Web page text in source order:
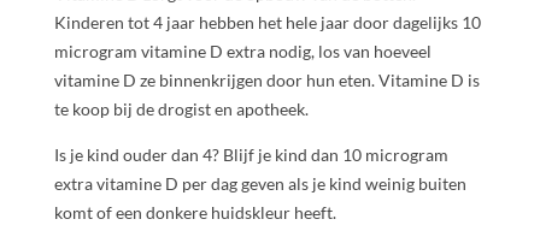
Kinderen tot 4 jaar hebben het hele jaar door dagelijks 10
microgram vitamine D extra nodig, los van hoeveel
vitamine D ze binnenkrijgen door hun eten. Vitamine D is
te koop bij de drogist en apotheek.
Is je kind ouder dan 4? Blijf je kind dan 10 microgram
extra vitamine D per dag geven als je kind weinig buiten
komt of een donkere huidskleur heeft.